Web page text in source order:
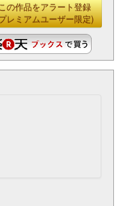
の作品をアラート登録
レミアムユーザー限定)